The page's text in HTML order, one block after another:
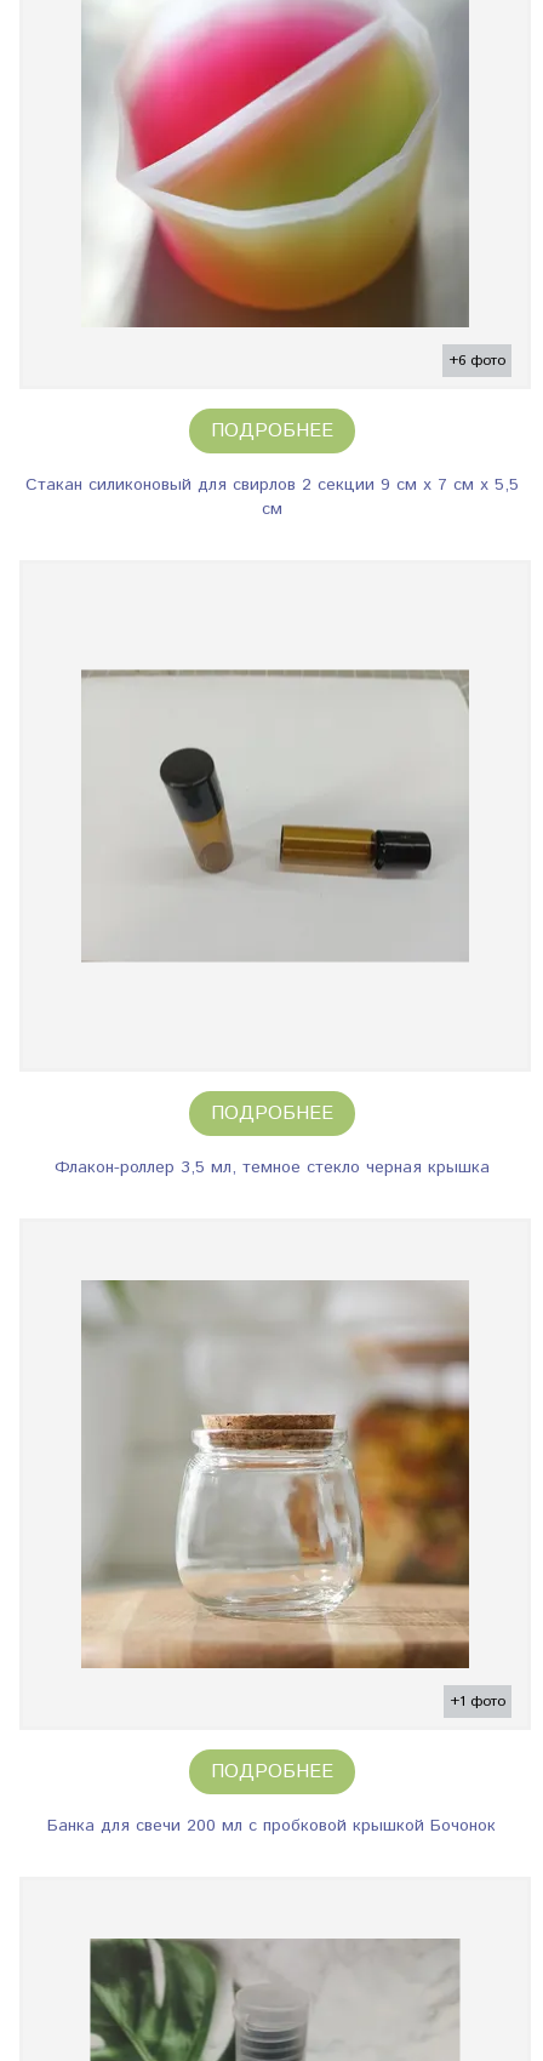
+6 фото
ПОДРОБНЕЕ
Стакан силиконовый для свирлов 2 секции 9 см х 7 см х 5,5
см
ПОДРОБНЕЕ
Флакон-роллер 3,5 мл, темное стекло черная крышка
+1 фото
ПОДРОБНЕЕ
Банка для свечи 200 мл с пробковой крышкой Бочонок